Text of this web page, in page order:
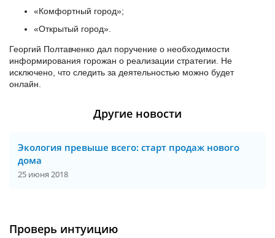
«Комфортный город»;
«Открытый город».
Георгий Полтавченко дал поручение о необходимости
информирования горожан о реализации стратегии. Не
исключено, что следить за деятельностью можно будет
онлайн.
Другие новости
Экология превыше всего: старт продаж нового
дома
25 июня 2018
Проверь интуицию